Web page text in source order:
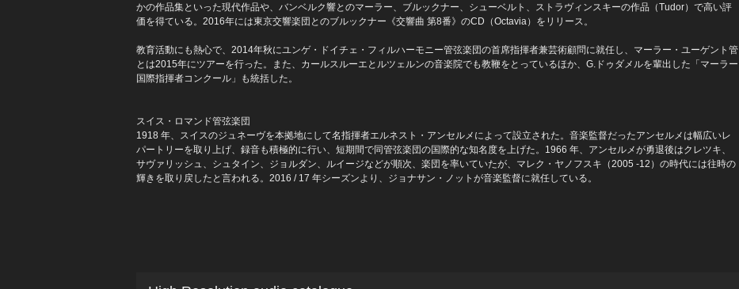
かの作品集といった現代作品や、バンベルク響とのマーラー、ブルックナー、シューベルト、ストラヴィンスキーの作品（Tudor）で高い評
価を得ている。2016年には東京交響楽団とのブルックナー《交響曲 第8番》のCD（Octavia）をリリース。
教育活動にも熱心で、2014年秋にユンゲ・ドイチェ・フィルハーモニー管弦楽団の首席指揮者兼芸術顧問に就任し、マーラー・ユーゲント管
とは2015年にツアーを行った。また、カールスルーエとルツェルンの音楽院でも教鞭をとっているほか、G.ドゥダメルを輩出した「マーラー
国際指揮者コンクール」も統括した。
スイス・ロマンド管弦楽団
1918 年、スイスのジュネーヴを本拠地にして名指揮者エルネスト・アンセルメによって設立された。音楽監督だったアンセルメは幅広いレ
パートリーを取り上げ、録音も積極的に行い、短期間で同管弦楽団の国際的な知名度を上げた。1966 年、アンセルメが勇退後はクレツキ、
サヴァリッシュ、シュタイン、ジョルダン、ルイージなどが順次、楽団を率いていたが、マレク・ヤノフスキ（2005 -12）の時代には往時の
輝きを取り戻したと言われる。2016 / 17 年シーズンより、ジョナサン・ノットが音楽監督に就任している。